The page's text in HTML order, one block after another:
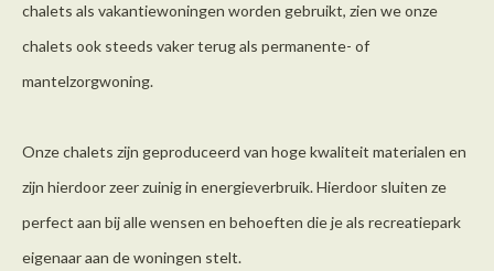
chalets als vakantiewoningen worden gebruikt, zien we onze
chalets ook steeds vaker terug als permanente- of
mantelzorgwoning.
Onze chalets zijn geproduceerd van hoge kwaliteit materialen en
zijn hierdoor zeer zuinig in energieverbruik. Hierdoor sluiten ze
perfect aan bij alle wensen en behoeften die je als recreatiepark
eigenaar aan de woningen stelt.